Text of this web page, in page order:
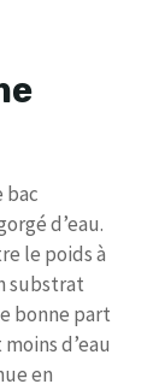
bac
d’eau.
le poids à
substrat
bonne part
d’eau
en